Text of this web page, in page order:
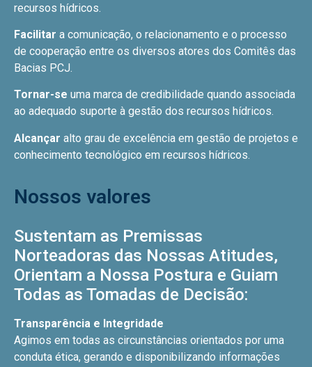
recursos hídricos.
Facilitar a comunicação, o relacionamento e o processo
de cooperação entre os diversos atores dos Comitês das
Bacias PCJ.
Tornar-se uma marca de credibilidade quando associada
ao adequado suporte à gestão dos recursos hídricos.
Alcançar alto grau de excelência em gestão de projetos e
conhecimento tecnológico em recursos hídricos.
Nossos valores
Sustentam as Premissas
Norteadoras das Nossas Atitudes,
Orientam a Nossa Postura e Guiam
Todas as Tomadas de Decisão:
Transparência e Integridade
Agimos em todas as circunstâncias orientados por uma
conduta ética, gerando e disponibilizando informações